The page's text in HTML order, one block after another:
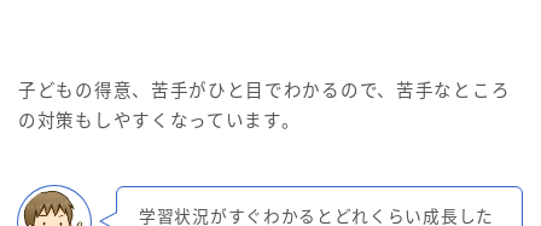
子どもの得意、苦手がひと目でわかるので、苦手なところ
の対策もしやすくなっています。
学習状況がすぐわかるとどれくらい成長した